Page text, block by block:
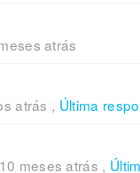
atrás
atrás , Última
10 meses atrás ,